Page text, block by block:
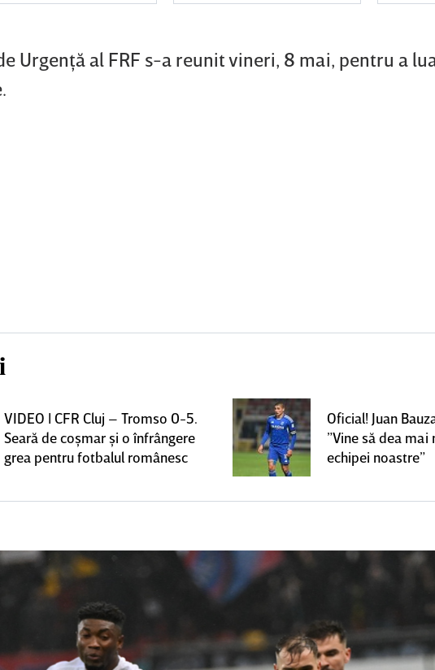
Urgenţă al FRF s-a reunit vineri, 8 mai, pentru a
VIDEO | CFR Cluj – Tromso 0-5.
Seară de coşmar şi o înfrângere
grea pentru fotbalul românesc
Oficial! Juan
”Vine să dea
echipei noastre”